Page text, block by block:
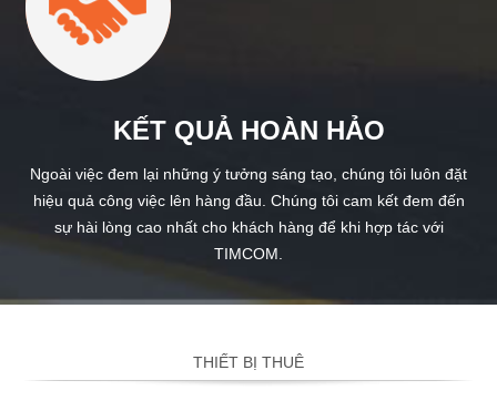
KẾT QUẢ HOÀN HẢO
Ngoài việc đem lại những ý tưởng sáng tạo, chúng tôi luôn đặt
hiệu quả công việc lên hàng đầu. Chúng tôi cam kết đem đến
sự hài lòng cao nhất cho khách hàng để khi hợp tác với
TIMCOM.
THIẾT BỊ THUÊ